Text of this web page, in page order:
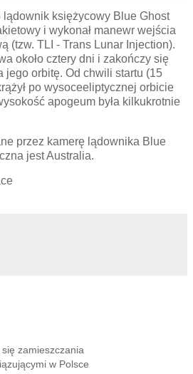
księżycowy Blue Ghost
i wykonał manewr wejścia
(tzw. TLI - Trans Lunar Injection).
około cztery dni i zakończy się
jego orbitę. Od chwili startu (15
po wysoceeliptycznej orbicie
apogeum była kilkukrotnie
przez kamerę lądownika Blue
jest Australia.
zamieszczania
w Polsce